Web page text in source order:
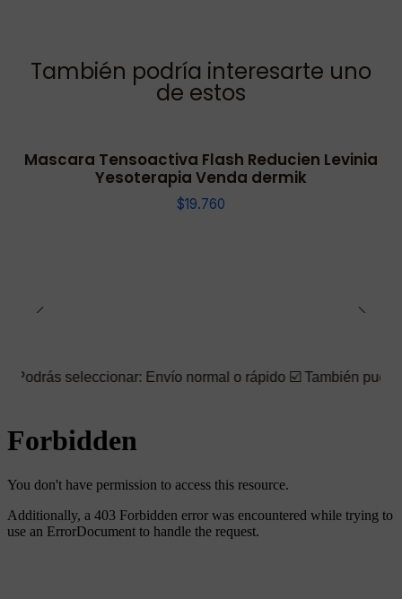
También podría interesarte uno
de estos
Mascara Tensoactiva Flash Reducien Levinia
Yesoterapia Venda dermik
$19.760
Envío normal o rápido ☑️ También puedes elegir